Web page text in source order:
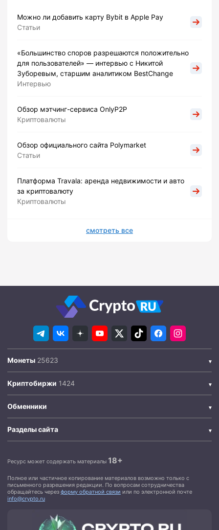
Можно ли добавить карту Bybit в Apple Pay
Статьи
«Большинство споров разрешаются положительно
для пользователей» — интервью с Никитой
Зуборевым, старшим аналитиком BestChange
Интервью
Обзор мэтчинг-сервиса OnlyP2P
Криптовалюты
Обзор официального сайта Polymarket
Статьи
Платформа Travala: аренда недвижимости и авто
за криптовалюту
Криптовалюты
смотреть все
Монеты
Криптобиржи
Обменники
Разделы сайта
Ресурс может содержать материалы 18+
Полное или частичное копирование материалов возможно только с
письменного разрешения редакции. По вопросам сотрудничества
обращайтесь через форму обратной связи или по электронной почте
info@crypto.ru